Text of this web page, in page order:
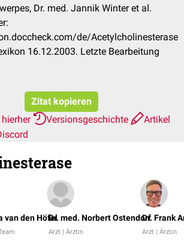
Dr. med. Jannik Winter et al.
de/Acetylcholinesterase
16.12.2003. Letzte Bearbeitung
Zitat kopieren
Versionsgeschichte
Artikel
van den HöfelDr. med. Norbert Ostendorf
Arzt | Ärztin
Dr. Frank
Arzt | Ärztin